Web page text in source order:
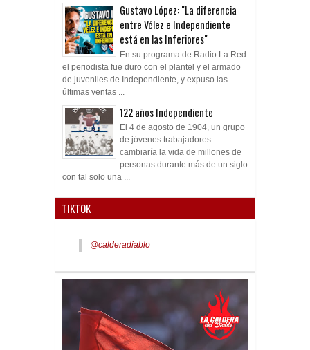
Gustavo López: "La diferencia
entre Vélez e Independiente
está en las Inferiores"
En su programa de Radio La Red
el periodista fue duro con el plantel y el armado
de juveniles de Independiente, y expuso las
últimas ventas ...
122 años Independiente
El 4 de agosto de 1904, un grupo
de jóvenes trabajadores
cambiaría la vida de millones de
personas durante más de un siglo
con tal solo una ...
TIKTOK
@calderadiablo